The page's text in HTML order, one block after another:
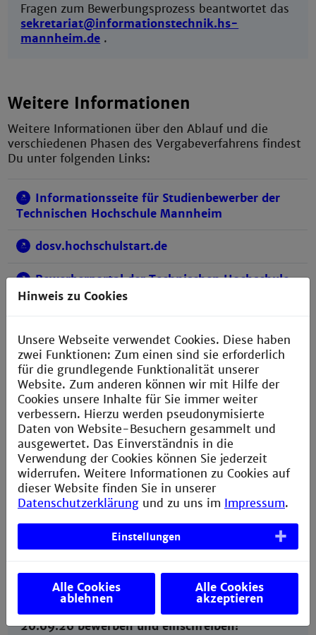
Fragen zum Bewerbungsprozess beantwortet das
sekretariat@informationstechnik.hs-
mannheim.de .
Weitere Informationen
Weitere Informationen über den Ablauf und die
verschiedenen Phasen des Vergabeverfahrens findest
Du unter folgenden Links:
Informationsseite für Studienbewerber der
Technischen Hochschule Mannheim
dosv.hochschulstart.de
Bewerberportal der Technischen Hochschule
Mannheim
Bachelorstudiengänge
Für Studieninteressierte
Deine Zukunft beginnt hier!
Noch Plätze frei! Entdecke unsere Bachelor- und
Master-Studiengänge und finde den perfekten
Jetzt informieren, für Medizintechnik (B.Sc.)
und Informationstechnik-Elektronik (B.Sc.) bis
20.09.26 bewerben und einschreiben!
Hinweis zu Cookies
Unsere Webseite verwendet Cookies. Diese haben
zwei Funktionen: Zum einen sind sie erforderlich
für die grundlegende Funktionalität unserer
Website. Zum anderen können wir mit Hilfe der
Cookies unsere Inhalte für Sie immer weiter
verbessern. Hierzu werden pseudonymisierte
Daten von Website-Besuchern gesammelt und
ausgewertet. Das Einverständnis in die
Verwendung der Cookies können Sie jederzeit
widerrufen. Weitere Informationen zu Cookies auf
dieser Website finden Sie in unserer
Datenschutzerklärung und zu uns im Impressum.
Einstellungen
Alle Cookies
ablehnen
Alle Cookies
akzeptieren